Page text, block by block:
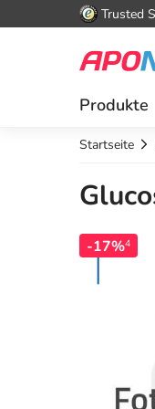
Trusted
Produkte
Startseite
-17%4